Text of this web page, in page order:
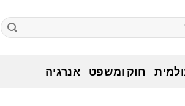
חוק ומשפט אנרגיה